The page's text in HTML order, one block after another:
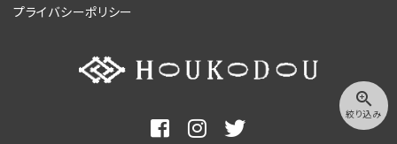
zoom_in
絞り込み
プライバシーポリシー